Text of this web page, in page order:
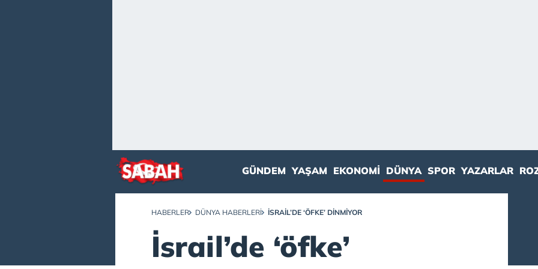
GÜNDEM YAŞAM EKONOMI DÜNYA SPOR YAZARLAR
HABERLER DÜNYA HABERLERI İSRAIL’DE ‘ÖFKE’ DINMIYOR
İsrail’de ‘öfke’